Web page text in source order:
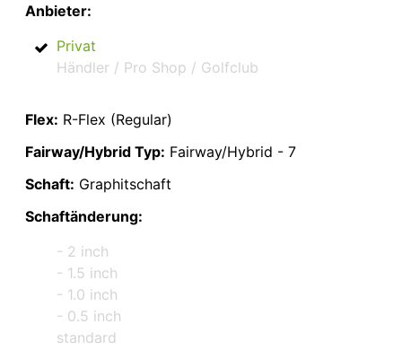
Anbieter:
Privat
Händler / Pro Shop / Golfclub
Flex: R-Flex (Regular)
Fairway/Hybrid Typ: Fairway/Hybrid - 7
Schaft: Graphitschaft
Schaftänderung:
- 2 inch
- 1.5 inch
- 1.0 inch
- 0.5 inch
standard